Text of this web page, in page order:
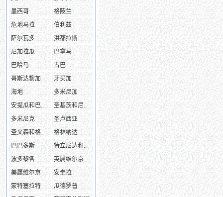
墨西哥
格陵兰
危地马拉
伯利兹
萨尔瓦多
洪都拉斯
尼加拉瓜
巴拿马
巴哈马
古巴
哥斯达黎加
牙买加
海地
多米尼加
安提瓜和巴..
圣基茨和尼..
多米尼克
圣卢西亚
圣文森和格..
格林纳达
巴巴多斯
特立尼达和..
波多黎各
英属维尔京
美属维尔京
安圭拉
蒙特塞拉特
瓜德罗普